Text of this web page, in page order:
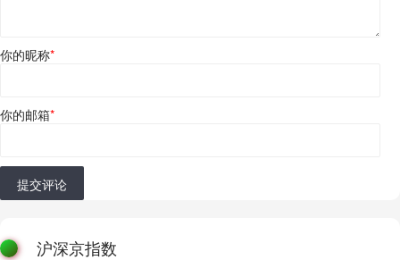
你的昵称*
你的邮箱*
提交评论
沪深京指数